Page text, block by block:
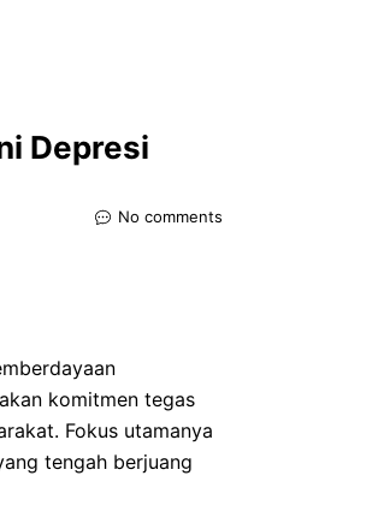
Depresi
No comments
komitmen tegas
Fokus utamanya
tengah berjuang